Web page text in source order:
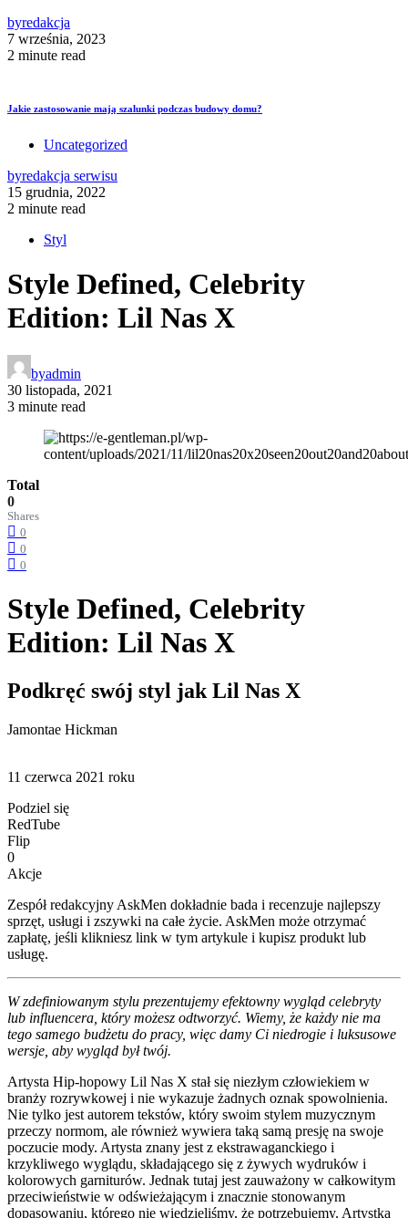
byredakcja
7 września, 2023
2 minute read
Jakie zastosowanie mają szalunki podczas budowy domu?
Uncategorized
byredakcja serwisu
15 grudnia, 2022
2 minute read
Styl
Style Defined, Celebrity
Edition: Lil Nas X
byadmin
30 listopada, 2021
3 minute read
Total
0
Shares
0
0
0
Style Defined, Celebrity
Edition: Lil Nas X
Podkręć swój styl jak Lil Nas X
Jamontae Hickman
11 czerwca 2021 roku
Podziel się
RedTube
Flip
0
Akcje
Zespół redakcyjny AskMen dokładnie bada i recenzuje najlepszy
sprzęt, usługi i zszywki na całe życie. AskMen może otrzymać
zapłatę, jeśli klikniesz link w tym artykule i kupisz produkt lub
usługę.
W zdefiniowanym stylu prezentujemy efektowny wygląd celebryty
lub influencera, który możesz odtworzyć. Wiemy, że każdy nie ma
tego samego budżetu do pracy, więc damy Ci niedrogie i luksusowe
wersje, aby wygląd był twój.
Artysta Hip-hopowy Lil Nas X stał się niezłym człowiekiem w
branży rozrywkowej i nie wykazuje żadnych oznak spowolnienia.
Nie tylko jest autorem tekstów, który swoim stylem muzycznym
przeczy normom, ale również wywiera taką samą presję na swoje
poczucie mody. Artysta znany jest z ekstrawaganckiego i
krzykliwego wyglądu, składającego się z żywych wydruków i
kolorowych garniturów. Jednak tutaj jest zauważony w całkowitym
przeciwieństwie w odświeżającym i znacznie stonowanym
dopasowaniu, którego nie wiedzieliśmy, że potrzebujemy. Artystka